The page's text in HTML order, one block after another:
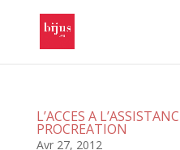
L’ACCES A
PROCREATION
Avr 27, 2012